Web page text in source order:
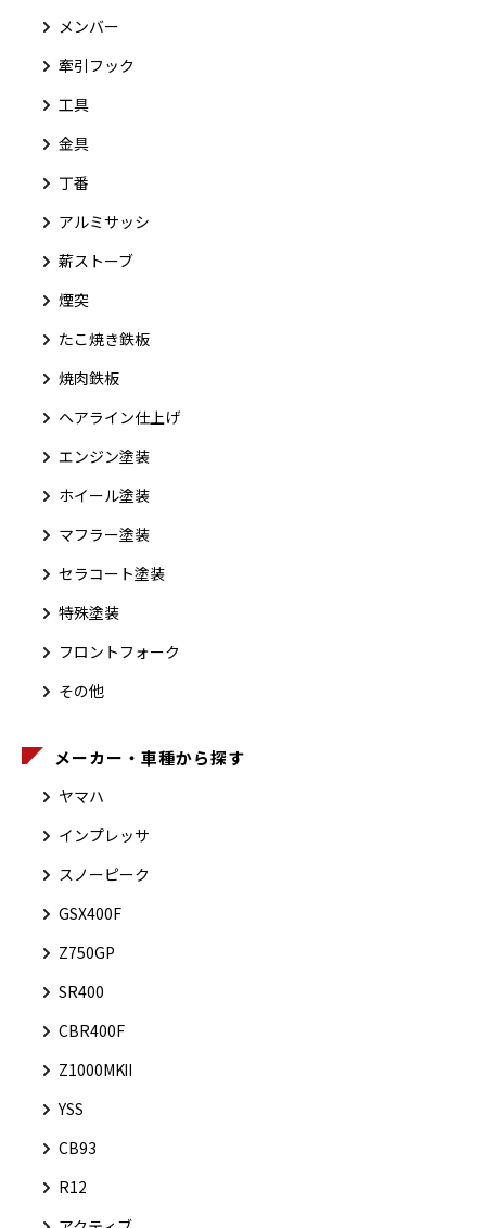
メンバー
牽引フック
工具
金具
丁番
アルミサッシ
薪ストーブ
煙突
たこ焼き鉄板
焼肉鉄板
ヘアライン仕上げ
エンジン塗装
ホイール塗装
マフラー塗装
セラコート塗装
特殊塗装
フロントフォーク
その他
メーカー・車種から探す
ヤマハ
インプレッサ
スノーピーク
GSX400F
Z750GP
SR400
CBR400F
Z1000MKⅡ
YSS
CB93
R12